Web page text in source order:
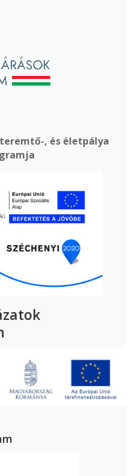
, és életpálya